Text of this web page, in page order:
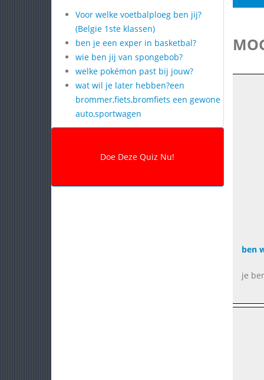
Voor welke voetbalploeg ben jij?
(Belgie 1ste klassen)
ben je een exper in basketbal?
wie ben jij van spongebob?
welke pokémon past bij jouw?
wat wil je later hebben?een
brommer,fiets,bromfiets een gewone
auto,sportwagen
ben
je